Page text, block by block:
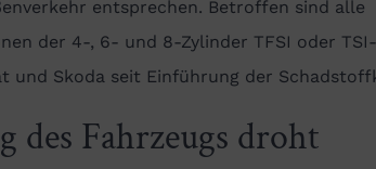
entsprechen. Betroffen sind alle
der 4-, 6- und 8-Zylinder TFSI oder
und Skoda seit Einführung der
des Fahrzeugs droht